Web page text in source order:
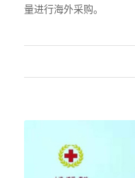
量进行海外采购。